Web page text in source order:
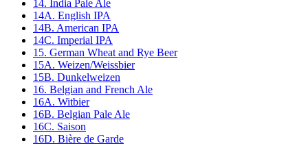
14. India Pale Ale
14A. English IPA
14B. American IPA
14C. Imperial IPA
15. German Wheat and Rye Beer
15A. Weizen/Weissbier
15B. Dunkelweizen
16. Belgian and French Ale
16A. Witbier
16B. Belgian Pale Ale
16C. Saison
16D. Bière de Garde